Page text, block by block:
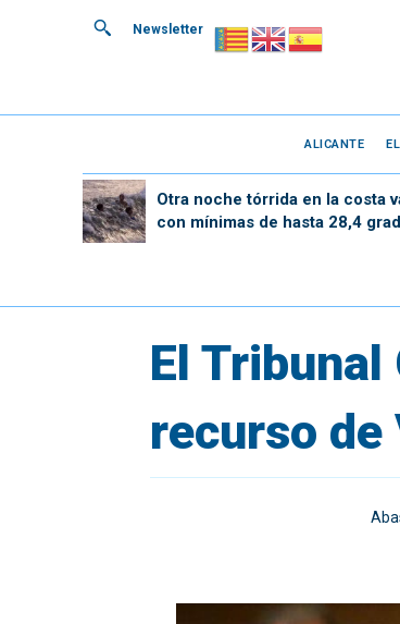
Newsletter
ALICANTE
Otra noche tórrida en la costa
con mínimas de hasta 28,4
El
recurso de